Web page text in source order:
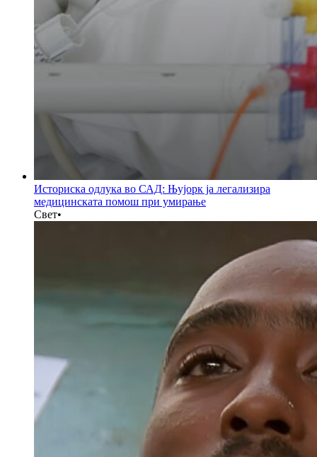
Историска одлука во САД: Њујорк ја легализира
медицинската помош при умирање
Свет•